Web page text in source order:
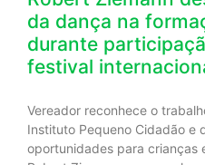
da dança na
durante
festival
Vereador reconhece o
Instituto Pequeno Cidadão e
oportunidades para crianças